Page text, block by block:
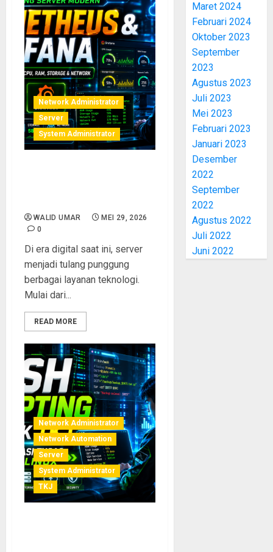
Network Administrator
Server
System Administrator
WALID UMAR
MEI 29, 2026
0
Di era digital saat ini, server
menjadi tulang punggung
berbagai layanan teknologi.
Mulai dari...
READ MORE
Network Administrator
Network Automation
Server
System Administrator
TKJ
Maret 2024
Februari 2024
Oktober 2023
September
2023
Agustus 2023
Juli 2023
Mei 2023
Februari 2023
Januari 2023
Desember
2022
September
2022
Agustus 2022
Juli 2022
Juni 2022